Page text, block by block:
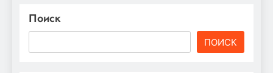
Поиск
ПОИСК